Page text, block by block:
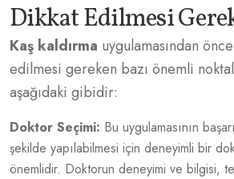
Dikkat Edilmesi
Kaş kaldırma uygulamasından
edilmesi gereken bazı önemli
aşağıdaki gibidir:
Doktor Seçimi: Bu uygulamasının
şekilde yapılabilmesi için deneyimli bir
önemlidir. Doktorun deneyimi ve bilgisi,